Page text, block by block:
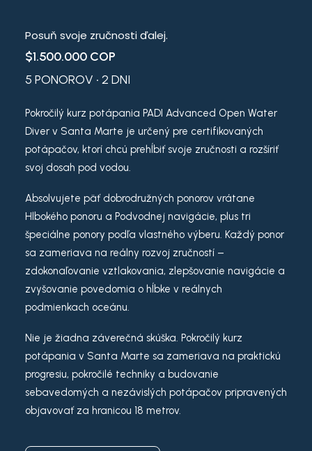
Posuň svoje zručnosti ďalej.
$1.500.000 COP
5 PONOROV • 2 DNI
Pokročilý kurz potápania PADI Advanced Open Water
Diver v Santa Marte je určený pre certifikovaných
potápačov, ktorí chcú prehĺbiť svoje zručnosti a rozšíriť
svoj dosah pod vodou.
Absolvujete päť dobrodružných ponorov vrátane
Hlbokého ponoru a Podvodnej navigácie, plus tri
špeciálne ponory podľa vlastného výberu. Každý ponor
sa zameriava na reálny rozvoj zručností –
zdokonaľovanie vztlakovania, zlepšovanie navigácie a
zvyšovanie povedomia o hĺbke v reálnych
podmienkach oceánu.
Nie je žiadna záverečná skúška. Pokročilý kurz
potápania v Santa Marte sa zameriava na praktickú
progresiu, pokročilé techniky a budovanie
sebavedomých a nezávislých potápačov pripravených
objavovať za hranicou 18 metrov.